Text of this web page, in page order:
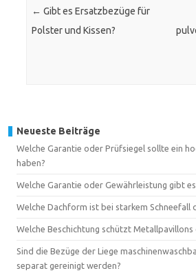
← Gibt es Ersatzbezüge für
Polster und Kissen?
Neueste Beiträge
Welche Garantie oder Prüfsiegel sollte ein
haben?
Welche Garantie oder Gewährleistung gibt
Welche Dachform ist bei starkem Schneefall
Welche Beschichtung schützt
Sind die Bezüge der Liege
separat gereinigt werden?